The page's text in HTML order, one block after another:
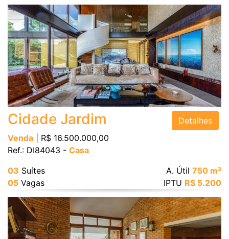
Cidade Jardim
Venda | R$ 16.500.000,00
Ref.: DI84043 - Casa
Detalhes
03 Suítes
05 Vagas
A. Útil 750 m²
IPTU R$ 5.200
BUSCAR